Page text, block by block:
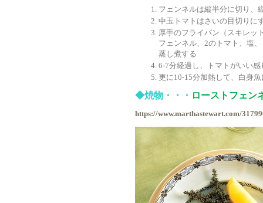
フェンネルは縦半分に切り、
中玉トマトはさいの目切りに
厚手のフライパン（スキレッ
フェンネル、2のトマト、塩
蒸し煮する
6-7分経過し、トマトがいい
更に10-15分加熱して、白身
◆焼物・・・ ローストフェン
https://www.marthastewart.com/